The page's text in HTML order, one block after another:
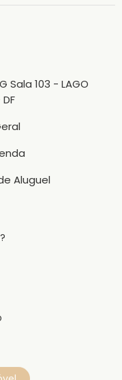
Sala 103 - LAGO
Aluguel